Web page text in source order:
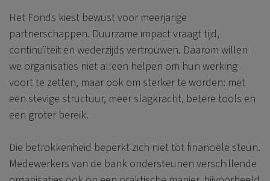
Het Fonds kiest bewust voor meerjarige
partnerschappen. Duurzame impact vraagt tijd,
continuïteit en wederzijds vertrouwen. Daarom willen
we organisaties niet alleen helpen om hun werking
voort te zetten, maar ook om sterker te worden: met
een stevige structuur, meer slagkracht, betere tools en
een groter bereik.
Die betrokkenheid beperkt zich niet tot financiële steun.
Medewerkers van de bank ondersteunen verschillende